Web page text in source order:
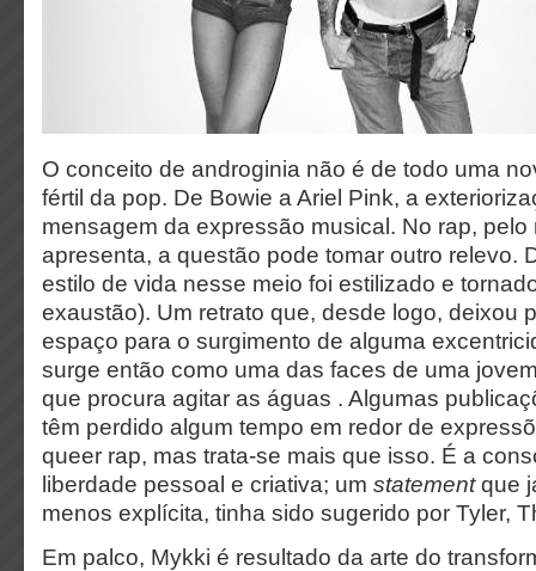
O conceito de androginia não é de todo uma
fértil da pop. De Bowie a Ariel Pink, a
mensagem da expressão musical. No rap,
apresenta, a questão pode tomar outro relevo.
estilo de vida nesse meio foi estilizado e
exaustão). Um retrato que, desde logo, deixou
espaço para o surgimento de alguma
surge então como uma das faces de uma
que procura agitar as águas . Algumas
têm perdido algum tempo em redor de
queer rap, mas trata-se mais que isso. É a
liberdade pessoal e criativa; um statementque
menos explícita, tinha sido sugerido por Tyler,
Em palco, Mykki é resultado da arte do